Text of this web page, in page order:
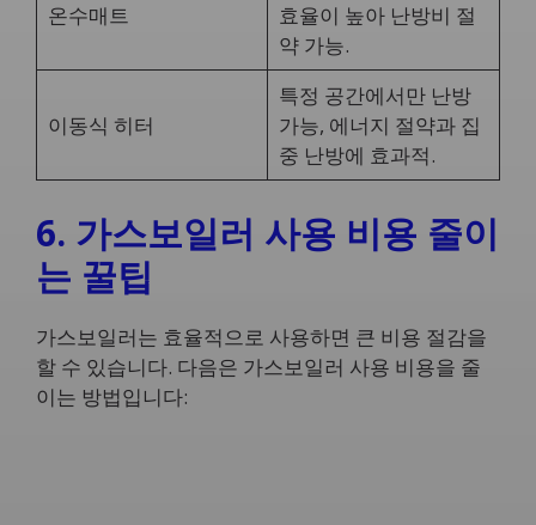
온수매트
효율이 높아 난방비 절
약 가능.
이동식 히터
특정 공간에서만 난방
가능, 에너지 절약과 집
중 난방에 효과적.
6. 가스보일러 사용 비용 줄이
는 꿀팁
가스보일러는 효율적으로 사용하면 큰 비용 절감을
할 수 있습니다. 다음은 가스보일러 사용 비용을 줄
이는 방법입니다: